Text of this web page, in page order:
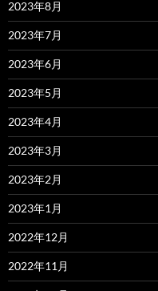
2023年8月
2023年7月
2023年6月
2023年5月
2023年4月
2023年3月
2023年2月
2023年1月
2022年12月
2022年11月